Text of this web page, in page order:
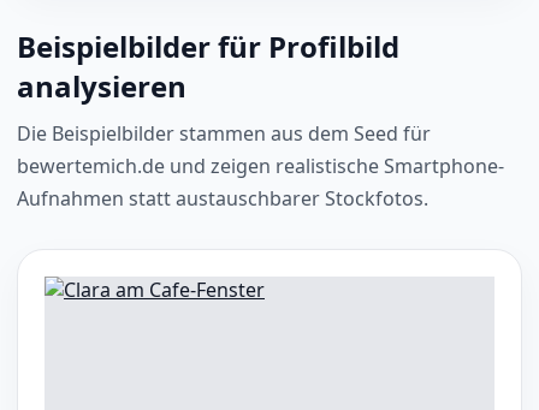
Beispielbilder für Profilbild
analysieren
Die Beispielbilder stammen aus dem Seed für
bewertemich.de und zeigen realistische Smartphone-
Aufnahmen statt austauschbarer Stockfotos.